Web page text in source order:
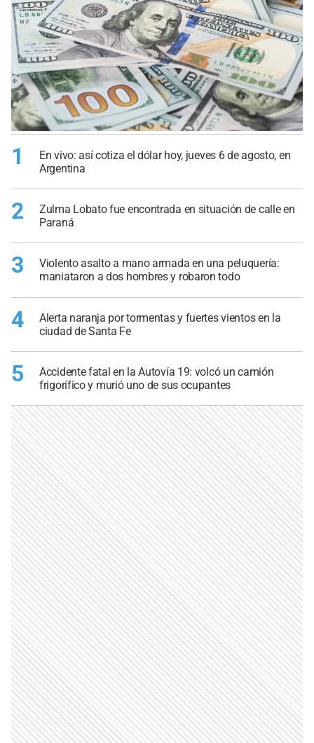
1
En vivo: así cotiza el dólar hoy, jueves 6 de agosto, en
Argentina
2
Zulma Lobato fue encontrada en situación de calle en
Paraná
3
Violento asalto a mano armada en una peluquería:
maniataron a dos hombres y robaron todo
4
Alerta naranja por tormentas y fuertes vientos en la
ciudad de Santa Fe
5
Accidente fatal en la Autovía 19: volcó un camión
frigorífico y murió uno de sus ocupantes